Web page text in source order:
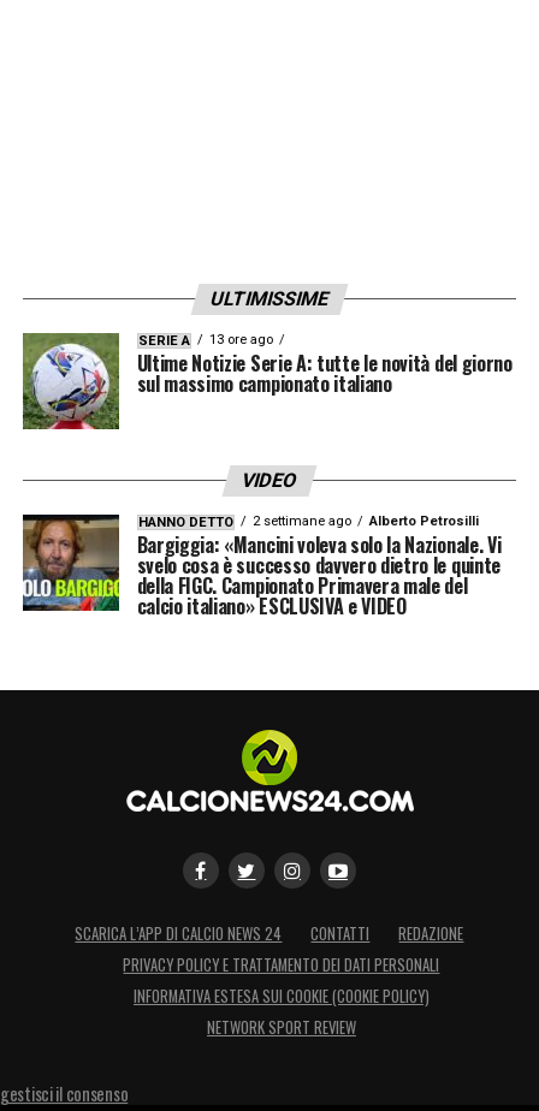
ULTIMISSIME
SERIE A 13 ore ago
Ultime Notizie Serie A: tutte le novità del giorno
sul massimo campionato italiano
VIDEO
HANNO DETTO 2 settimane ago Alberto Petrosilli
Bargiggia: «Mancini voleva solo la Nazionale. Vi
svelo cosa è successo davvero dietro le quinte
della FIGC. Campionato Primavera male del
calcio italiano» ESCLUSIVA e VIDEO
SCARICA L’APP DI CALCIO NEWS 24 CONTATTI
REDAZIONE
PRIVACY POLICY E TRATTAMENTO DEI DATI PERSONALI
INFORMATIVA ESTESA SUI COOKIE (COOKIE POLICY)
NETWORK SPORT REVIEW
gestisci il consenso